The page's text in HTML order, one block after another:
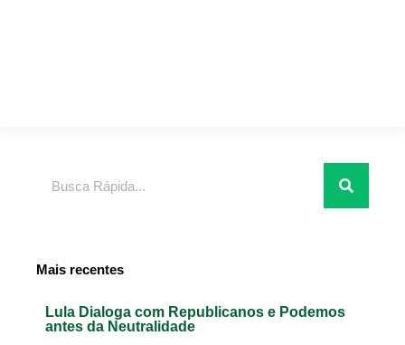
Mais recentes
Lula Dialoga com Republicanos e Podemos
antes da Neutralidade